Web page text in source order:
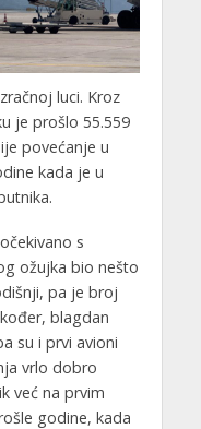
luci. Kroz
je prošlo 55.559
povećanje u
kada je u
s
ožujka bio nešto
pa je broj
blagdan
su i prvi avioni
vrlo dobro
već na prvim
godine, kada